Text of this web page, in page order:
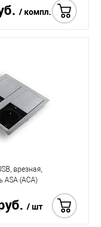
/ компл.
Купить в 1 клик
врезная,
ASA (АСА)
/ шт